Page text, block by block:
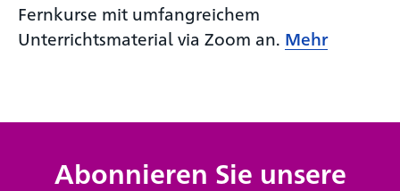
Fernkurse mit umfangreichem
Unterrichtsmaterial via Zoom an. Mehr
Abonnieren Sie unsere